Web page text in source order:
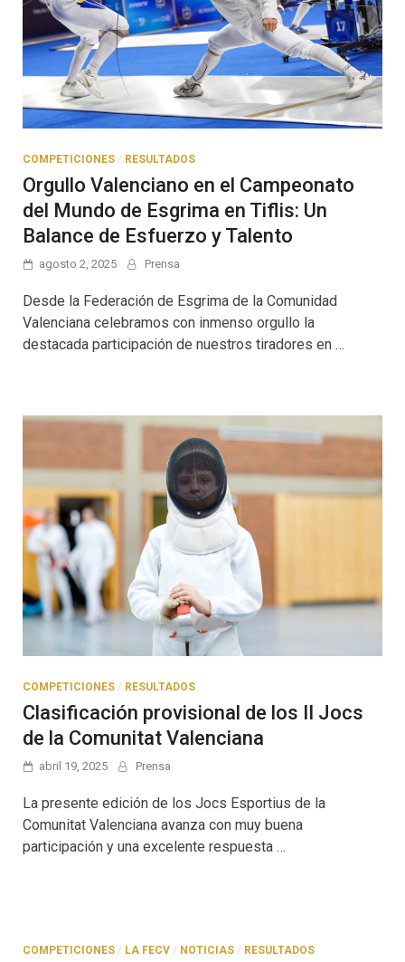
COMPETICIONES / RESULTADOS
Orgullo Valenciano en el Campeonato
del Mundo de Esgrima en Tiflis: Un
Balance de Esfuerzo y Talento
agosto 2, 2025 Prensa
Desde la Federación de Esgrima de la Comunidad
Valenciana celebramos con inmenso orgullo la
destacada participación de nuestros tiradores en …
COMPETICIONES / RESULTADOS
Clasificación provisional de los II Jocs
de la Comunitat Valenciana
abril 19, 2025 Prensa
La presente edición de los Jocs Esportius de la
Comunitat Valenciana avanza con muy buena
participación y una excelente respuesta …
COMPETICIONES / LA FECV / NOTICIAS / RESULTADOS